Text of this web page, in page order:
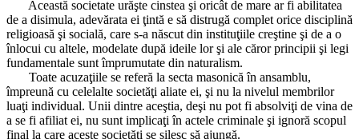
Această societate urăşte cinstea şi oricât de mare ar fi abilitatea
de a disimula, adevărata ei ţintă e să distrugă complet orice disciplină
religioasă şi socială, care s-a născut din instituţiile creştine şi de a o
înlocui cu altele, modelate după ideile lor şi ale căror principii şi legi
fundamentale sunt împrumutate din naturalism.
Toate acuzaţiile se referă la secta masonică în ansamblu,
împreună cu celelalte societăţi aliate ei, şi nu la nivelul membrilor
luaţi individual. Unii dintre aceştia, deşi nu pot fi absolviţi de vina de
a se fi afiliat ei, nu sunt implicaţi în actele criminale şi ignoră scopul
final la care aceste societăţi se silesc să ajungă.